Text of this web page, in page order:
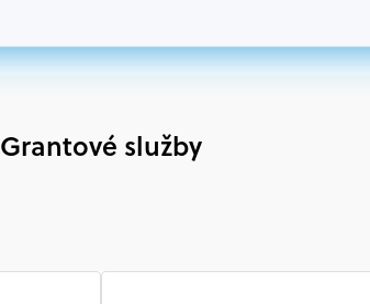
Grantové služby